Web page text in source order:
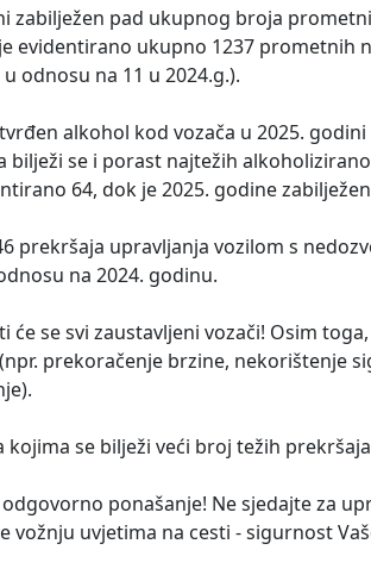
zabilježen pad ukupnog broja
evidentirano ukupno 1237 prometnih
odnosu na 11 u 2024.g.).
alkohol kod vozača u 2025.
bilježi se i porast najtežih
64, dok je 2025. godine
prekršaja upravljanja vozilom s
na 2024. godinu.
se svi zaustavljeni vozači! Osim
prekoračenje brzine, nekorištenje
se bilježi veći broj težih
ponašanje! Ne sjedajte za
uvjetima na cesti - sigurnost